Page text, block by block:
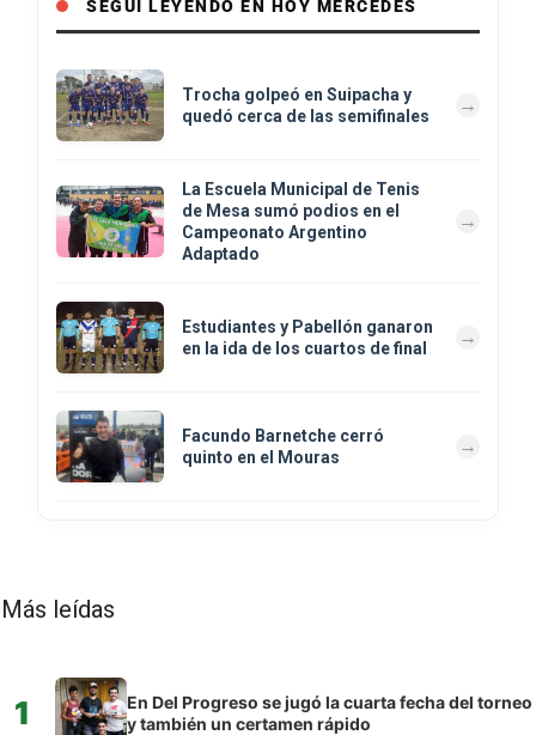
SEGUÍ LEYENDO EN HOY MERCEDES
Trocha golpeó en Suipacha y
quedó cerca de las semifinales
La Escuela Municipal de Tenis
de Mesa sumó podios en el
Campeonato Argentino
Adaptado
Estudiantes y Pabellón ganaron
en la ida de los cuartos de final
Facundo Barnetche cerró
quinto en el Mouras
Más leídas
1
En Del Progreso se jugó la cuarta fecha del torneo
y también un certamen rápido